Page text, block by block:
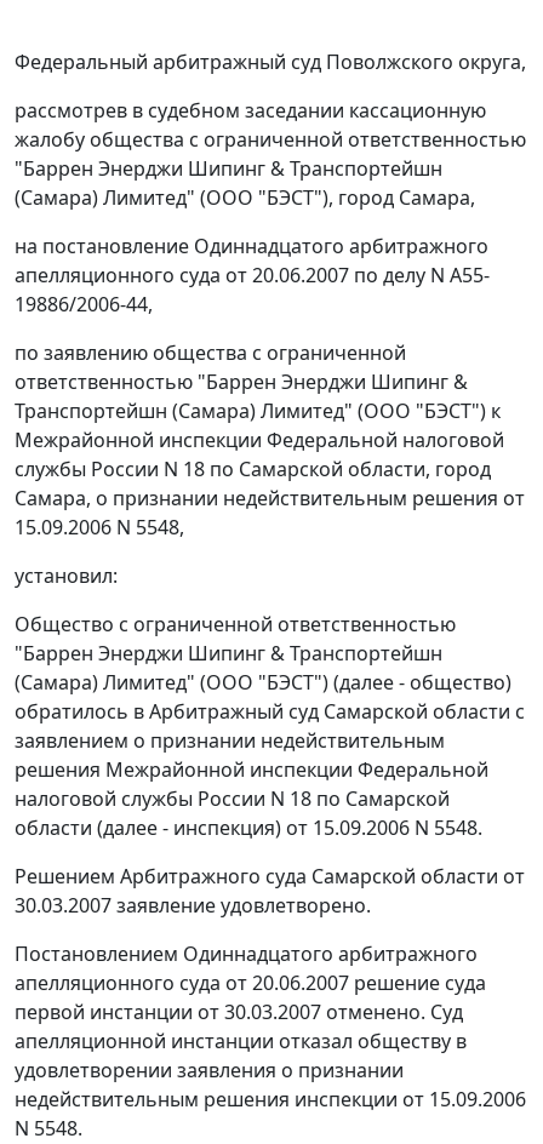
Федеральный арбитражный суд Поволжского округа,
рассмотрев в судебном заседании кассационную
жалобу общества с ограниченной ответственностью
"Баррен Энерджи Шипинг & Транспортейшн
(Самара) Лимитед" (ООО "БЭСТ"), город Самара,
на постановление Одиннадцатого арбитражного
апелляционного суда от 20.06.2007 по делу N А55-
19886/2006-44,
по заявлению общества с ограниченной
ответственностью "Баррен Энерджи Шипинг &
Транспортейшн (Самара) Лимитед" (ООО "БЭСТ") к
Межрайонной инспекции Федеральной налоговой
службы России N 18 по Самарской области, город
Самара, о признании недействительным решения от
15.09.2006 N 5548,
установил:
Общество с ограниченной ответственностью
"Баррен Энерджи Шипинг & Транспортейшн
(Самара) Лимитед" (ООО "БЭСТ") (далее - общество)
обратилось в Арбитражный суд Самарской области с
заявлением о признании недействительным
решения Межрайонной инспекции Федеральной
налоговой службы России N 18 по Самарской
области (далее - инспекция) от 15.09.2006 N 5548.
Решением Арбитражного суда Самарской области от
30.03.2007 заявление удовлетворено.
Постановлением Одиннадцатого арбитражного
апелляционного суда от 20.06.2007 решение суда
первой инстанции от 30.03.2007 отменено. Суд
апелляционной инстанции отказал обществу в
удовлетворении заявления о признании
недействительным решения инспекции от 15.09.2006
N 5548.